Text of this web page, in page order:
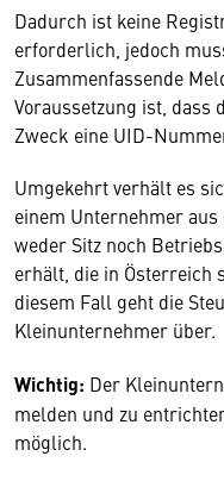
Dadurch ist keine
erforderlich, jedoch
Zusammenfassende
Voraussetzung ist, dass
Zweck eine UID-
Umgekehrt verhält es
einem Unternehmer
weder Sitz noch
erhält, die in Österreich
diesem Fall geht die
Kleinunternehmer über.
Wichtig: Der
melden und zu
möglich.